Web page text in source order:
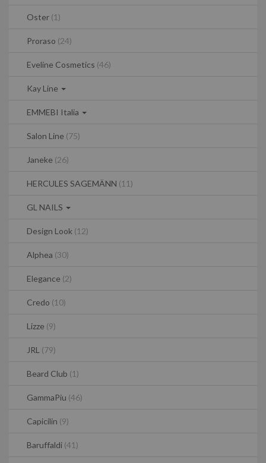
Oster (1)
Proraso (24)
Eveline Cosmetics (46)
Kay Line
EMMEBI Italia
Salon Line (75)
Janeke (26)
HERCULES SAGEMÄNN (11)
GL NAILS
Design Look (12)
Alphea (30)
Elegance (2)
Credo (10)
Lizze (9)
JRL (79)
Beard Club (1)
GammaPiu (46)
Capicilin (9)
Baruffaldi (41)